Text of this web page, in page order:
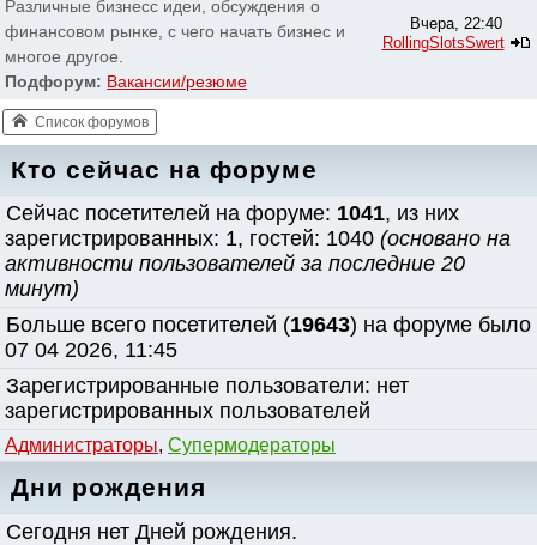
Кто сейчас на форуме
Сейчас посетителей на форуме: 1041, из них
зарегистрированных: 1, гостей: 1040 (основано на
активности пользователей за последние 20
минут)
Больше всего посетителей (19643) на форуме было
07 04 2026, 11:45
Зарегистрированные пользователи: нет
зарегистрированных пользователей
Администраторы, Супермодераторы
Дни рождения
Сегодня нет Дней рождения.
Различные бизнесс идеи, обсуждения о
финансовом рынке, с чего начать бизнес и
многое другое.
Подфорум: Вакансии/резюме
Вчера, 22:40
RollingSlotsSwert
Список форумов